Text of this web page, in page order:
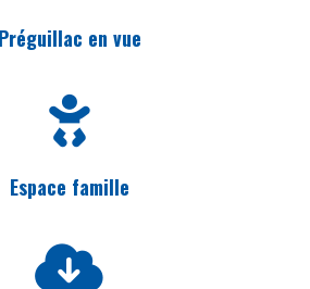
Préguillac en vue
Espace famille